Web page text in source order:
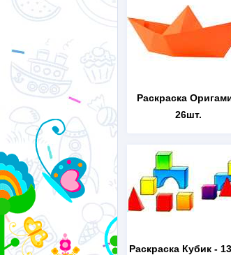
Раскраска
26шт.
Раскраска Кубик -